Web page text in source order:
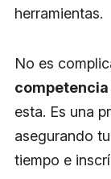
herramientas.
No es
competencia
esta. Es una
asegurando
tiempo e